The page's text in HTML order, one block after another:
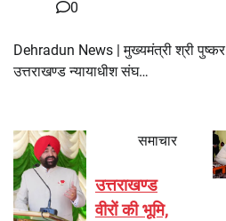
0
Dehradun News | मुख्यमंत्री श्री पुष्कर
उत्तराखण्ड न्यायाधीश संघ…
समाचार
उत्तराखण्ड
वीरों की भूमि,